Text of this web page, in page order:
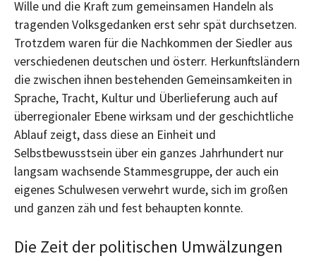
Wille und die Kraft zum gemeinsamen Handeln als
tragenden Volksgedanken erst sehr spät durchsetzen.
Trotzdem waren für die Nachkommen der Siedler aus
verschiedenen deutschen und österr. Herkunftsländern
die zwischen ihnen bestehenden Gemeinsamkeiten in
Sprache, Tracht, Kultur und Überlieferung auch auf
überregionaler Ebene wirksam und der geschichtliche
Ablauf zeigt, dass diese an Einheit und
Selbstbewusstsein über ein ganzes Jahrhundert nur
langsam wachsende Stammesgruppe, der auch ein
eigenes Schulwesen verwehrt wurde, sich im großen
und ganzen zäh und fest behaupten konnte.
Die Zeit der politischen Umwälzungen